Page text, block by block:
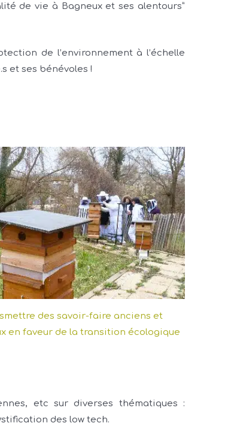
de vie à Bagneux et ses alentours”
de l’environnement à l’échelle
et ses bénévoles !
des savoir-faire anciens et
en faveur de la transition écologique
etc sur diverses thématiques :
des low tech.